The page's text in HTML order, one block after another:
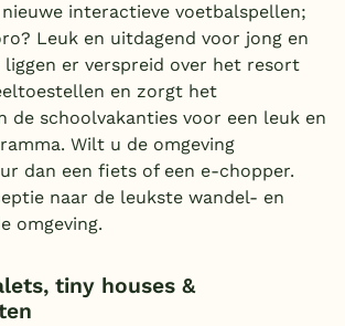
interactieve voetbalspellen;
Leuk en uitdagend voor jong en
liggen er verspreid over het resort
en zorgt het
de schoolvakanties voor een leuk en
Wilt u de omgeving
dan een fiets of een e-chopper.
naar de leukste wandel- en
omgeving.
tiny houses &